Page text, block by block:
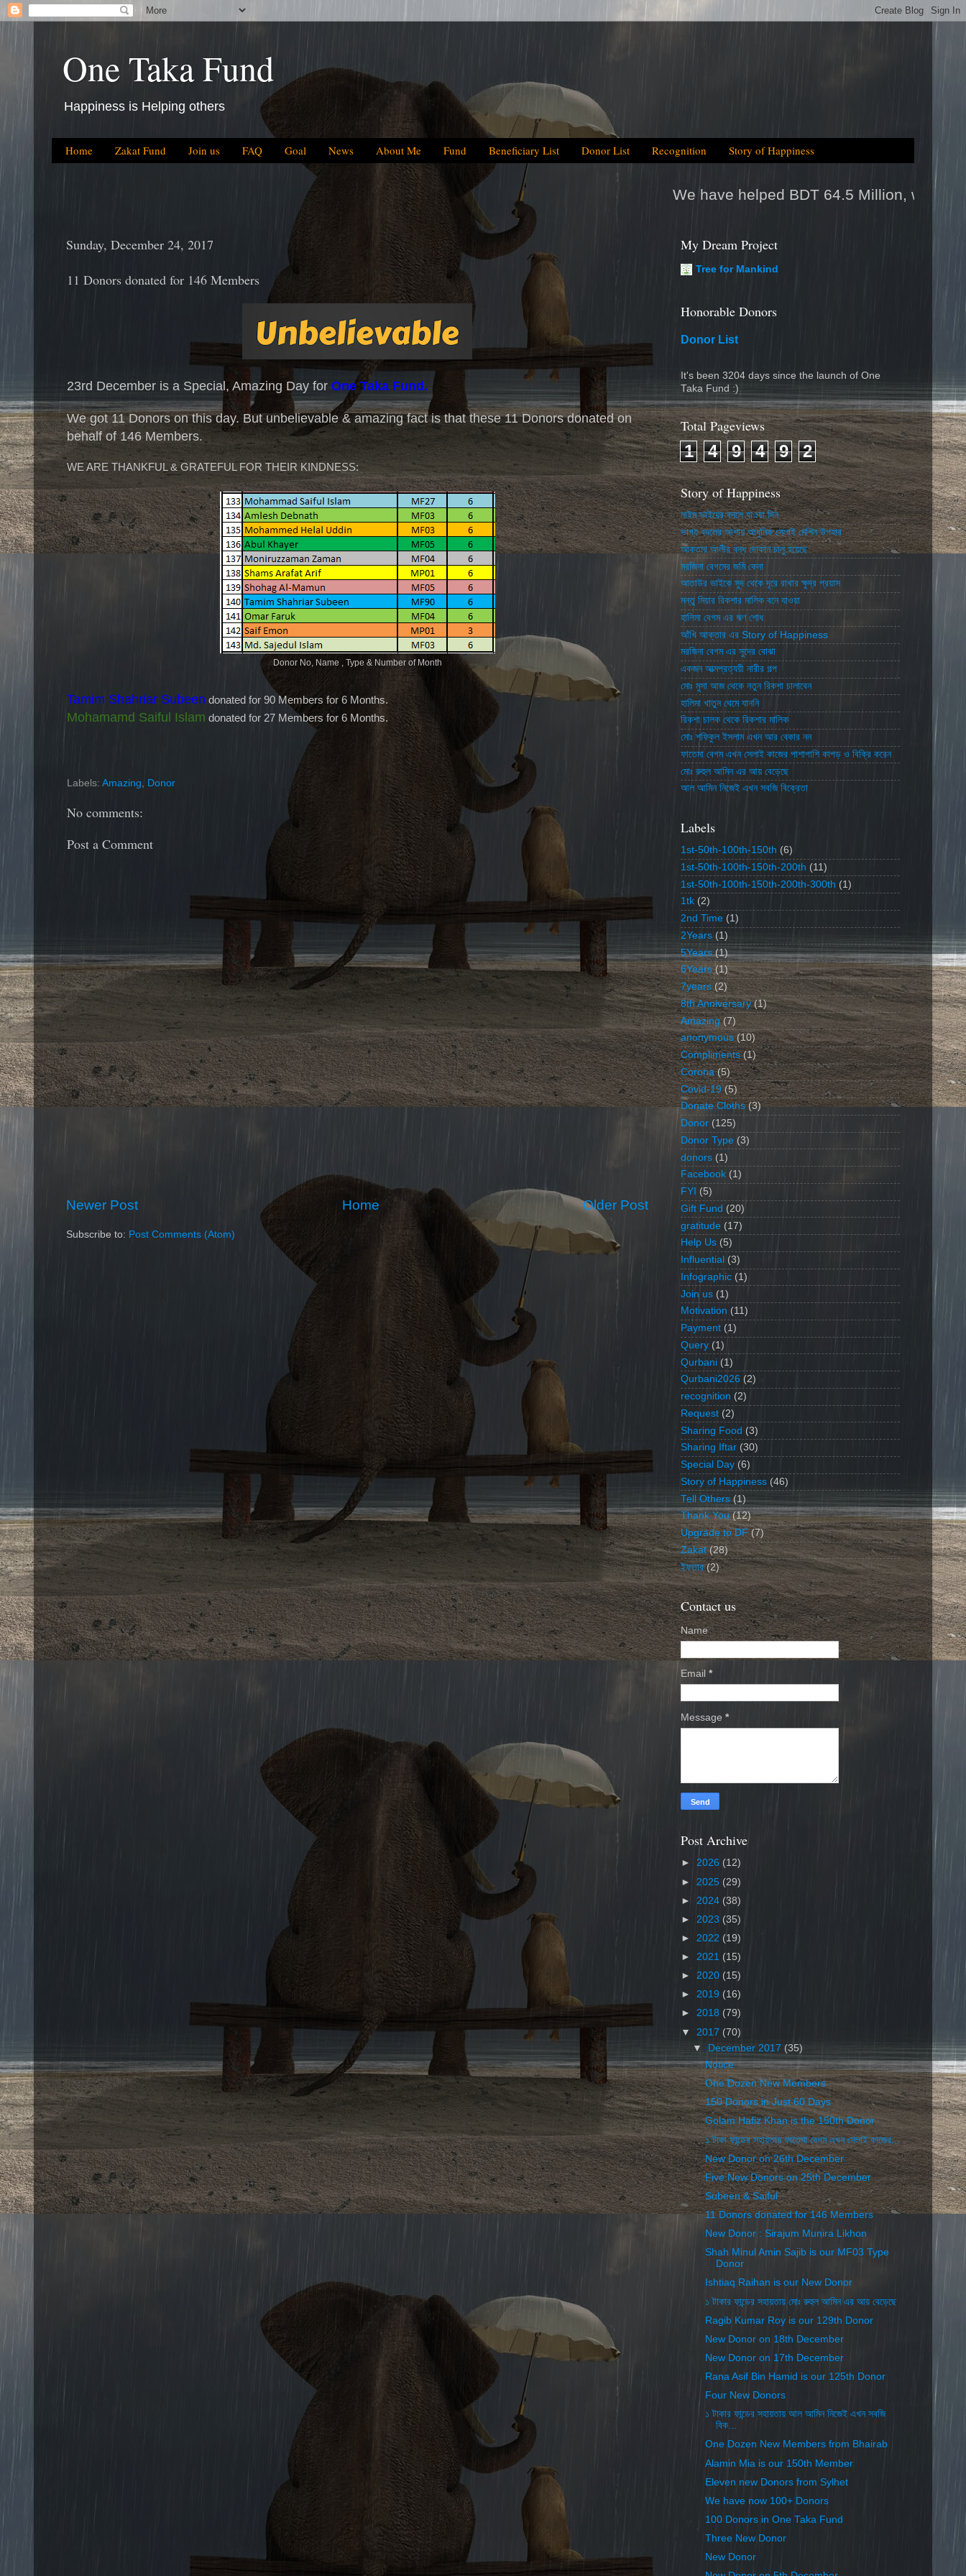
One Taka Fund
Happiness is Helping others
Home Zakat Fund Join us FAQ Goal News About Me Fund Beneficiary List Donor List Recognition Story of Happiness
We have helped BDT 64.5 Million, which is equal to 2025tk
Sunday, December 24, 2017
11 Donors donated for 146 Members
23rd December is a Special, Amazing Day for One Taka Fund.
We got 11 Donors on this day. But unbelievable & amazing fact is that these 11 Donors donated on
behalf of 146 Members.
WE ARE THANKFUL & GRATEFUL FOR THEIR KINDNESS:
Donor No, Name , Type & Number of Month
Tamim Shahriar Subeen donated for 90 Members for 6 Months.
Mohamamd Saiful Islam donated for 27 Members for 6 Months.
Labels: Amazing Donor
No comments:
Post a Comment
Newer Post Older Post
Home
Subscribe to: Post Comments (Atom)
My Dream Project
Tree for Mankind
Honorable Donors
Donor List
It's been 3204 days since the launch of One
Taka Fund :)
Total Pageviews
1 4 9 4 9 2
Story of Happiness
নাইম ভাইয়ের বদলে যাওয়া দিন
ভাগ্য বদলের আশায় আধুনিক সেলাই মেশিন উপহার
আকতার আলীর বন্ধ দোকান চালু হয়েছে
মরজিনা বেগমের জমি কেনা
আতাউর ভাইকে সুদ থেকে দূরে রাখার ক্ষুদ্র প্রয়াস
মন্তু মিয়ার রিকশার মালিক বনে যাওয়া
হালিমা বেগম এর ঋণ শোধ
আঁখি আক্তার এর Story of Happiness
মরজিনা বেগম এর সুদের বোঝা
একজন আত্মপ্রত্যয়ী নারীর গল্প
মোঃ মুসা আজ থেকে নতুন রিকশা চালাবেন
হালিমা খাতুন থেমে যাননি
রিকশা চালক থেকে রিকশার মালিক
মোঃ শফিকুল ইসলাম এখন আর বেকার নন
ফাতেমা বেগম এখন সেলাই কাজের পাশাপাশি কাপড় ও বিক্রি করেন
মোঃ রুহুল আমিন এর আয় বেড়েছে
আল আমিন নিজেই এখন সবজি বিক্রেতা
Labels
1st-50th-100th-150th (6)
1st-50th-100th-150th-200th (11)
1st-50th-100th-150th-200th-300th (1)
1tk (2)
2nd Time (1)
2Years (1)
5Years (1)
6Years (1)
7years (2)
8th Anniversary (1)
Amazing (7)
anonymous (10)
Compliments (1)
Corona (5)
Covid-19 (5)
Donate Cloths (3)
Donor (125)
Donor Type (3)
donors (1)
Facebook (1)
FYI (5)
Gift Fund (20)
gratitude (17)
Help Us (5)
Influential (3)
Infographic (1)
Join us (1)
Motivation (11)
Payment (1)
Query (1)
Qurbani (1)
Qurbani2026 (2)
recognition (2)
Request (2)
Sharing Food (3)
Sharing Iftar (30)
Special Day (6)
Story of Happiness (46)
Tell Others (1)
Thank You (12)
Upgrade to DF (7)
Zakat (28)
ইফতার (2)
Contact us
Name
Email *
Message *
Post Archive
► 2026 (12)
► 2025 (29)
► 2024 (38)
► 2023 (35)
► 2022 (19)
► 2021 (15)
► 2020 (15)
► 2019 (16)
► 2018 (79)
▼ 2017 (70)
▼
December 2017(35)
Notice
One Dozen New Members
150 Donors in Just 60 Days
Golam Hafiz Khan is the 150th Donor
১ টাকা ফান্ডের সহায়তায় ফাতেমা বেগম এখন সেলাই কাজের...
New Donor on 26th December
Five New Donors on 25th December
Subeen & Saiful
11 Donors donated for 146 Members
New Donor : Sirajum Munira Likhon
Shah Minul Amin Sajib is our MF03 Type
Donor
Ishtiaq Raihan is our New Donor
১ টাকার ফান্ডের সহায়তায় মোঃ রুহুল আমিন এর আয় বেড়েছে
Ragib Kumar Roy is our 129th Donor
New Donor on 18th December
New Donor on 17th December
Rana Asif Bin Hamid is our 125th Donor
Four New Donors
১ টাকার ফান্ডের সহায়তায় আল আমিন নিজেই এখন সবজি
বিক...
One Dozen New Members from Bhairab
Alamin Mia is our 150th Member
Eleven new Donors from Sylhet
We have now 100+ Donors
100 Donors in One Taka Fund
Three New Donor
New Donor